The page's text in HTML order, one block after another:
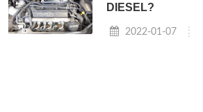
DIESEL?
2022-01-07